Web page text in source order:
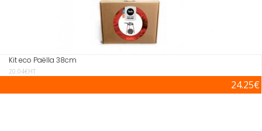
Kit eco Paëlla 38cm
20.04€HT
24.25€